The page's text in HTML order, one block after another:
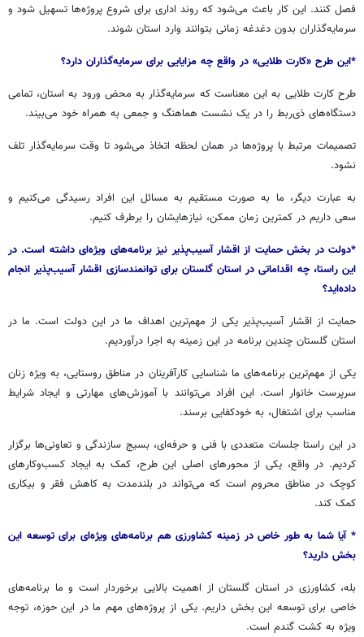
فصل کنند. این کار باعث می‌شود که روند اداری برای شروع پروژه‌ها تسهیل شود و
سرمایه‌گذاران بدون دغدغه زمانی بتوانند وارد استان شوند.
*این طرح «کارت طلایی» در واقع چه مزایایی برای سرمایه‌گذاران دارد؟
طرح کارت طلایی به این معناست که سرمایه‌گذار به محض ورود به استان، تمامی
دستگاه‌های ذی‌ربط را در یک نشست هماهنگ و جمعی به همراه خود می‌بیند.
تصمیمات مرتبط با پروژه‌ها در همان لحظه اتخاذ می‌شود تا وقت سرمایه‌گذار تلف
نشود.
به عبارت دیگر، ما به صورت مستقیم به مسائل این افراد رسیدگی می‌کنیم و
سعی داریم در کمترین زمان ممکن، نیازهایشان را برطرف کنیم.
*دولت در بخش حمایت از اقشار آسیب‌پذیر نیز برنامه‌های ویژه‌ای داشته است. در
این راستا، چه اقداماتی در استان گلستان برای توانمندسازی اقشار آسیب‌پذیر انجام
داده‌اید؟
حمایت از اقشار آسیب‌پذیر یکی از مهم‌ترین اهداف ما در این دولت است. ما در
استان گلستان چندین برنامه در این زمینه به اجرا درآوردیم.
یکی از مهم‌ترین برنامه‌های ما شناسایی کارآفرینان در مناطق روستایی، به ویژه زنان
سرپرست خانوار است. این افراد می‌توانند با آموزش‌های مهارتی و ایجاد شرایط
مناسب برای اشتغال، به خودکفایی برسند.
در این راستا جلسات متعددی با فنی و حرفه‌ای، بسیج سازندگی و تعاونی‌ها برگزار
کردیم. در واقع، یکی از محورهای اصلی این طرح، کمک به ایجاد کسب‌وکارهای
کوچک در مناطق محروم است که می‌تواند در بلندمدت به کاهش فقر و بیکاری
کمک کند.
* آیا شما به طور خاص در زمینه کشاورزی هم برنامه‌های ویژه‌ای برای توسعه این
بخش دارید؟
بله، کشاورزی در استان گلستان از اهمیت بالایی برخوردار است و ما برنامه‌های
خاصی برای توسعه این بخش داریم. یکی از پروژه‌های مهم ما در این حوزه، توجه
ویژه به کشت گندم است.